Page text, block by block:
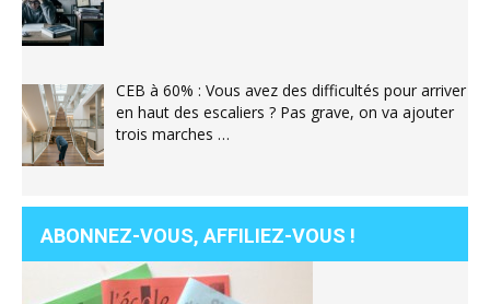
CEB à 60% : Vous avez des difficultés pour arriver
en haut des escaliers ? Pas grave, on va ajouter
trois marches …
ABONNEZ-VOUS, AFFILIEZ-VOUS !